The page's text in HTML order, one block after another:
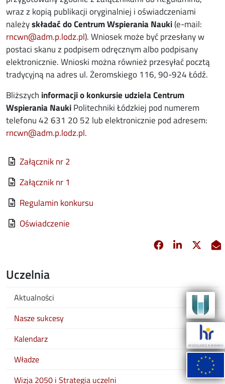
wraz z kopią publikacji oryginalniej i oświadczeniami
należyskładać do Centrum Wspierania Nauki(e-mail:
rncwn@adm.p.lodz.pl). Wniosek może być przesłany w
postaci skanu z podpisem odręcznym albo podpisany
elektronicznie. Wnioski można również przesyłać pocztą
tradycyjną na adres ul. Żeromskiego 116, 90-924 Łódź.
Bliższych informacji o konkursie udziela Centrum
Wspierania NaukiPolitechniki Łódzkiej pod numerem
telefonu 42 631 20 52 lub elektronicznie pod adresem:
rncwn@adm.p.lodz.pl.
File Załącznik nr 2
File Załącznik nr 1
File Regulamin konkursu
File Oświadczenie
Facebook
opens in new
Linkedin
opens in
X
Uczelnia
Aktualności
Nasze sukcesy
Kalendarz
Władze
Wizja 2050 i Strategia uczelni